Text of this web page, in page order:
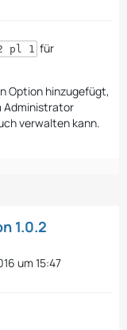
pl 1 für
Option hinzugefügt,
Administrator
verwalten kann.
1.0.2
um 15:47